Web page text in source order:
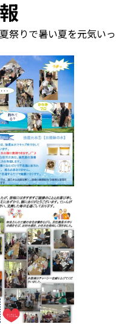
祭りで暑い夏を元気いっ